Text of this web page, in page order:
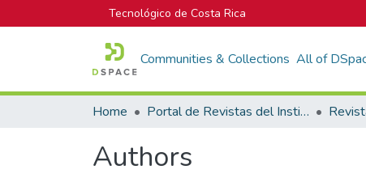
Tecnológico de Costa Rica
Communities & Collections All of
Home Portal de Revistas del Instituto Tecnológico de Costa Rica
Authors